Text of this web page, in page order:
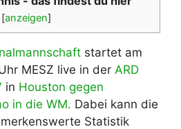
[anzeigen]
startet am
MESZ live in der ARD
in Houston gegen
in die WM. Dabei kann die
Statistik